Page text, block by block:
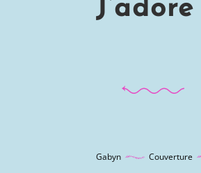
Gabyn Couverture